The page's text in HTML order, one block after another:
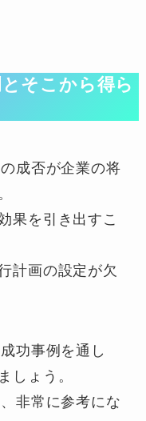
そこから得ら
成否が企業の将
果を引き出すこ
計画の設定が欠
功事例を通し
しょう。
非常に参考にな